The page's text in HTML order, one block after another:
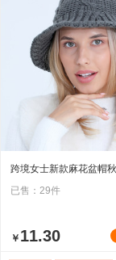
已售：29件
￥ 11.30